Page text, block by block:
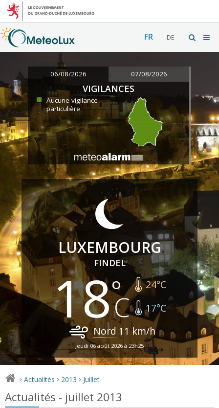
FR DE
06/08/2026 07/08/2026
VIGILANCES
Aucune vigilance
particulière
LUXEMBOURG
FINDEL
18 24°C
17°C
Nord 11km/h
Jeudi 06 août 2026 à 23h25
> Actualités > 2013 > Juillet
Actualités - juillet 2013